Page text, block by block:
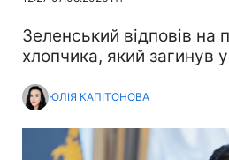
Зеленський відповів на
хлопчика, який загинув
ЮЛІЯ КАПІТОНОВА